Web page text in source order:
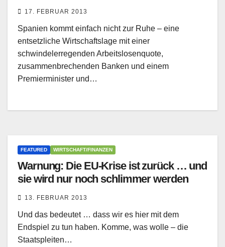
17. FEBRUAR 2013
Spanien kommt einfach nicht zur Ruhe – eine
entsetzliche Wirtschaftslage mit einer
schwindelerregenden Arbeitslosenquote,
zusammenbrechenden Banken und einem
Premierminister und…
FEATURED WIRTSCHAFT/FINANZEN
Warnung: Die EU-Krise ist zurück … und
sie wird nur noch schlimmer werden
13. FEBRUAR 2013
Und das bedeutet … dass wir es hier mit dem
Endspiel zu tun haben. Komme, was wolle – die
Staatspleiten…